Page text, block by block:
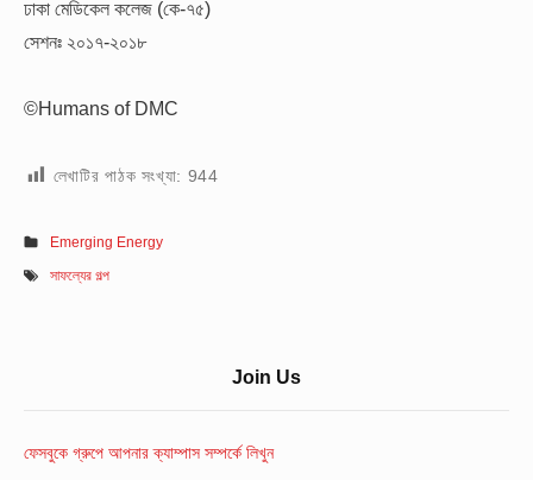
ঢাকা মেডিকেল কলেজ (কে-৭৫)
সেশনঃ ২০১৭-২০১৮
©Humans of DMC
লেখাটির পাঠক সংখ্যা: 944
Emerging Energy
সাফল্যের গল্প
Area
Join Us
ফেসবুকে গ্রুপে আপনার ক্যাম্পাস সম্পর্কে লিখুন